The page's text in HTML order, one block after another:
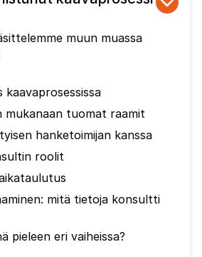
muun muassa
mukanaan tuomat raamit
hanketoimijan kanssa
roolit
mitä tietoja konsultti
pieleen eri vaiheissa?